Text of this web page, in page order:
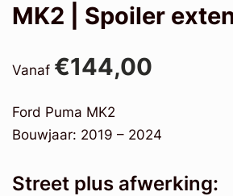
MK2 | Spoiler
Vanaf €144,00
Ford Puma MK2
Bouwjaar: 2019 – 2024
Street plus afwerking: